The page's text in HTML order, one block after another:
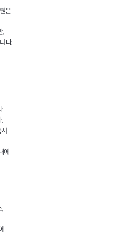
은
,
다.
.
에
,